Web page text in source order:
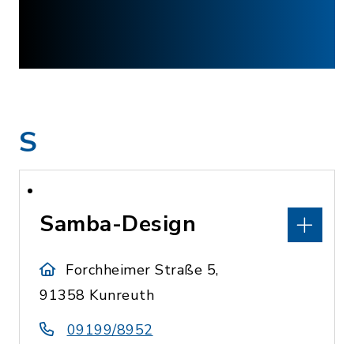
S
Samba-Design
Forchheimer Straße 5,
91358 Kunreuth
09199/8952